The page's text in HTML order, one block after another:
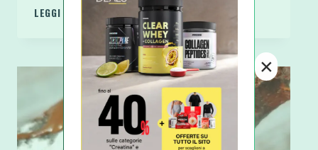
LEGGI DI PIÙ
TORTA
ZEBRATA
ZUCCA
E
CACAO
INGREDIENTI
100
CALORIE
PROTEICA
×